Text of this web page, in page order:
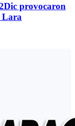
provocaron
Lara